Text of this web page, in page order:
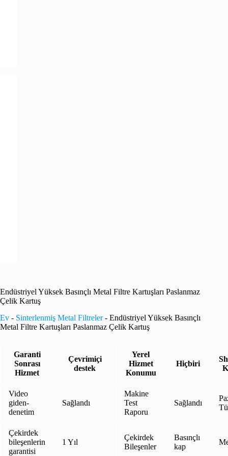
Endüstriyel Yüksek Basınçlı Metal Filtre Kartuşları Paslanmaz
Çelik Kartuş
Ev - Sinterlenmiş Metal Filtreler- Endüstriyel Yüksek Basınçlı
Metal Filtre Kartuşları Paslanmaz Çelik Kartuş
Garanti
Sonrası
Hizmet
Çevrimiçi
destek
Yerel
Hizmet
Konumu
Hiçbiri
Video
giden-
denetim
Sağlandı
Makine
Test
Raporu
Sağlandı
Çekirdek
bileşenlerin
garantisi
1 Yıl
Çekirdek
Bileşenler
Basınçlı
kap